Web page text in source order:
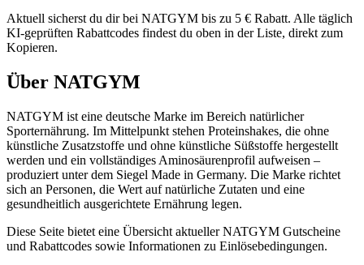
Aktuell sicherst du dir bei NATGYM bis zu 5 € Rabatt. Alle täglich
KI-geprüften Rabattcodes findest du oben in der Liste, direkt zum
Kopieren.
Über NATGYM
NATGYM ist eine deutsche Marke im Bereich natürlicher
Sporternährung. Im Mittelpunkt stehen Proteinshakes, die ohne
künstliche Zusatzstoffe und ohne künstliche Süßstoffe hergestellt
werden und ein vollständiges Aminosäurenprofil aufweisen –
produziert unter dem Siegel Made in Germany. Die Marke richtet
sich an Personen, die Wert auf natürliche Zutaten und eine
gesundheitlich ausgerichtete Ernährung legen.
Diese Seite bietet eine Übersicht aktueller NATGYM Gutscheine
und Rabattcodes sowie Informationen zu Einlösebedingungen.